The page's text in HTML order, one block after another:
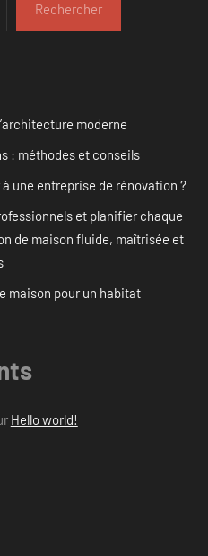
Rechercher
moderne
: méthodes et conseils
une entreprise de rénovation ?
et planifier chaque
de maison fluide, maîtrisée et
maison pour un habitat
Hello world!